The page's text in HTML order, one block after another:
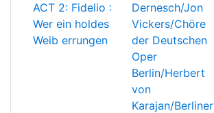
ACT 2: Fidelio :
Wer ein holdes
Weib errungen
Dernesch/Jon
Vickers/Chöre
der Deutschen
Oper
Berlin/Herbert
von
Karajan/Berliner